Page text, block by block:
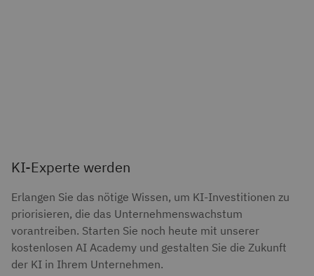
KI-Experte werden
Erlangen Sie das nötige Wissen, um KI-Investitionen zu
priorisieren, die das Unternehmenswachstum
vorantreiben. Starten Sie noch heute mit unserer
kostenlosen AI Academy und gestalten Sie die Zukunft
der KI in Ihrem Unternehmen.